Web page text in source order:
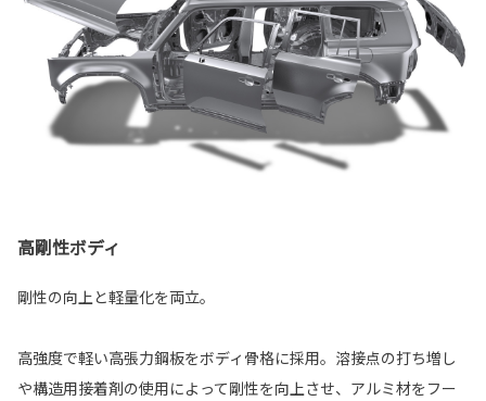
高剛性ボディ
剛性の向上と軽量化を両立。
高強度で軽い高張力鋼板をボディ骨格に採用。溶接点の打ち増し
や構造用接着剤の使用によって剛性を向上させ、アルミ材をフー